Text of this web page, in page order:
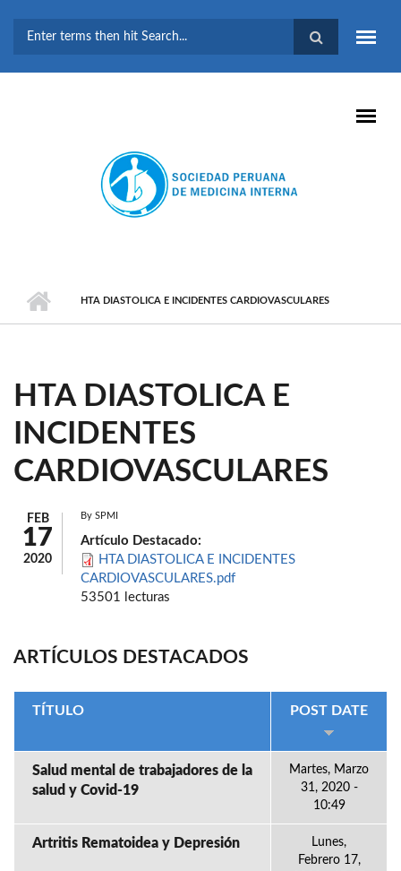
BÚSQUEDA
HTA DIASTOLICA E INCIDENTES CARDIOVASCULARES
HTA DIASTOLICA E
INCIDENTES
CARDIOVASCULARES
FEB
17
2020
By SPMI
Artículo Destacado:
HTA DIASTOLICA E INCIDENTES
CARDIOVASCULARES.pdf
53501 lecturas
ARTÍCULOS DESTACADOS
TÍTULO POST DATE
Salud mental de trabajadores de la
salud y Covid-19
Martes, Marzo
31, 2020 -
10:49
Artritis Rematoidea y Depresión
Lunes,
Febrero 17,